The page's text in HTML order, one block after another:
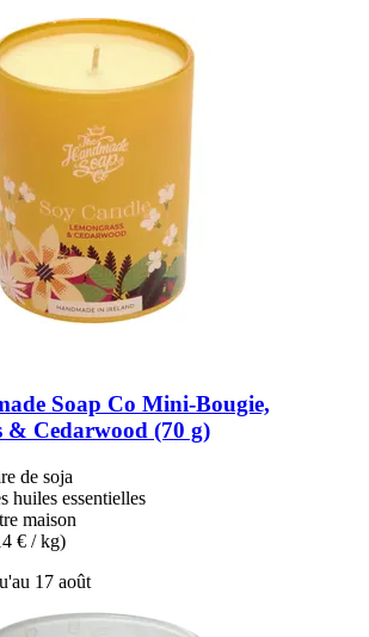
Soap Co Mini-​Bougie,
& Cedarwood (70 g)
de soja
huiles essentielles
maison
€ / kg)
17 août